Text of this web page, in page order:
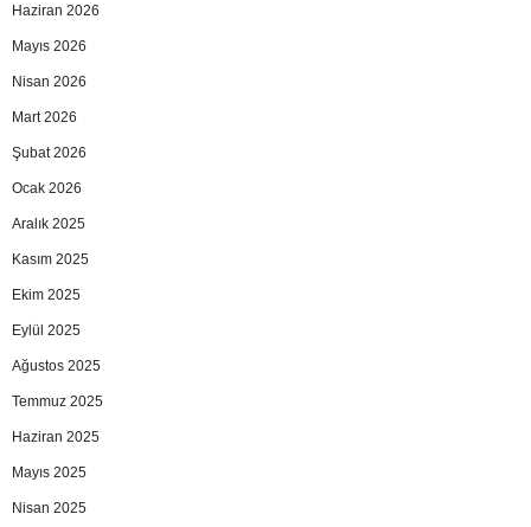
Haziran 2026
Mayıs 2026
Nisan 2026
Mart 2026
Şubat 2026
Ocak 2026
Aralık 2025
Kasım 2025
Ekim 2025
Eylül 2025
Ağustos 2025
Temmuz 2025
Haziran 2025
Mayıs 2025
Nisan 2025